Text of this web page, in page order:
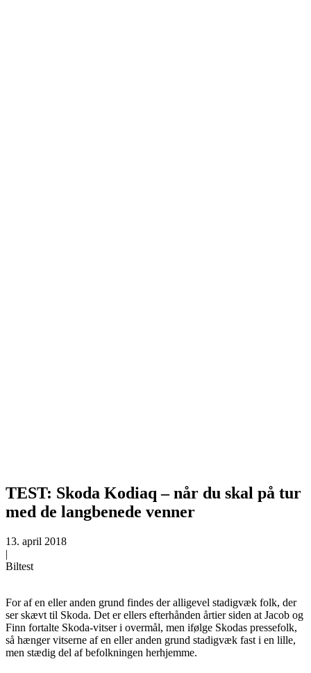
TEST: Skoda Kodiaq – når du skal på tur
med de langbenede venner
13. april 2018
|
Biltest
For af en eller anden grund findes der alligevel stadigvæk folk, der
ser skævt til Skoda. Det er ellers efterhånden årtier siden at Jacob og
Finn fortalte Skoda-vitser i overmål, men ifølge Skodas pressefolk,
så hænger vitserne af en eller anden grund stadigvæk fast i en lille,
men stædig del af befolkningen herhjemme.